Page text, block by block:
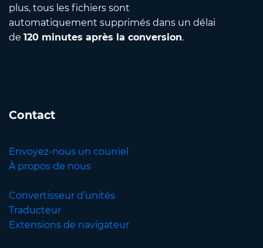
plus, tous les fichiers sont
automatiquement supprimés dans un délai
de 120 minutes après la conversion.
Contact
Envoyez-nous un courriel
À propos de nous
Convertisseur d’unités
Traducteur
Extensions de navigateur